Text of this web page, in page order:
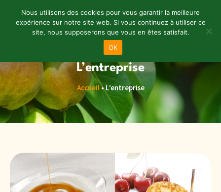
L’entreprise
Accueil•L’entreprise
Nous utilisons des cookies pour vous garantir la meilleure
expérience sur notre site web. Si vous continuez à utiliser ce
site, nous supposerons que vous en êtes satisfait.
OK